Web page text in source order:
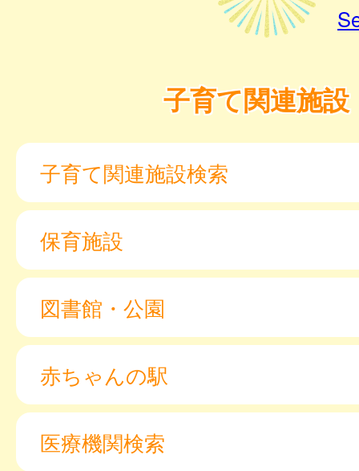
子育て関連施設
子育て関連施設検索
保育施設
図書館・公園
赤ちゃんの駅
医療機関検索